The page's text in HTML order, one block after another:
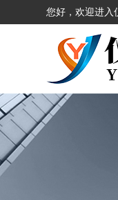
您好，欢迎进入